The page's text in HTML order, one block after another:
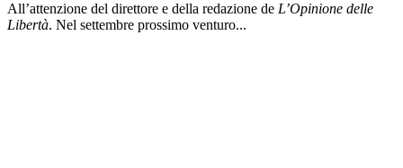
All’attenzione del direttore e della redazione de L’Opinione delle
Libertà. Nel settembre prossimo venturo...